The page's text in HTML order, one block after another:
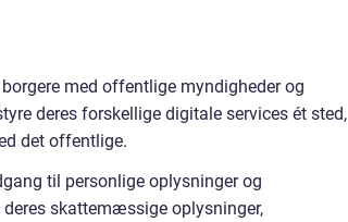
med offentlige myndigheder og
deres forskellige digitale services ét sted,
det offentlige.
til personlige oplysninger og
skattemæssige oplysninger,